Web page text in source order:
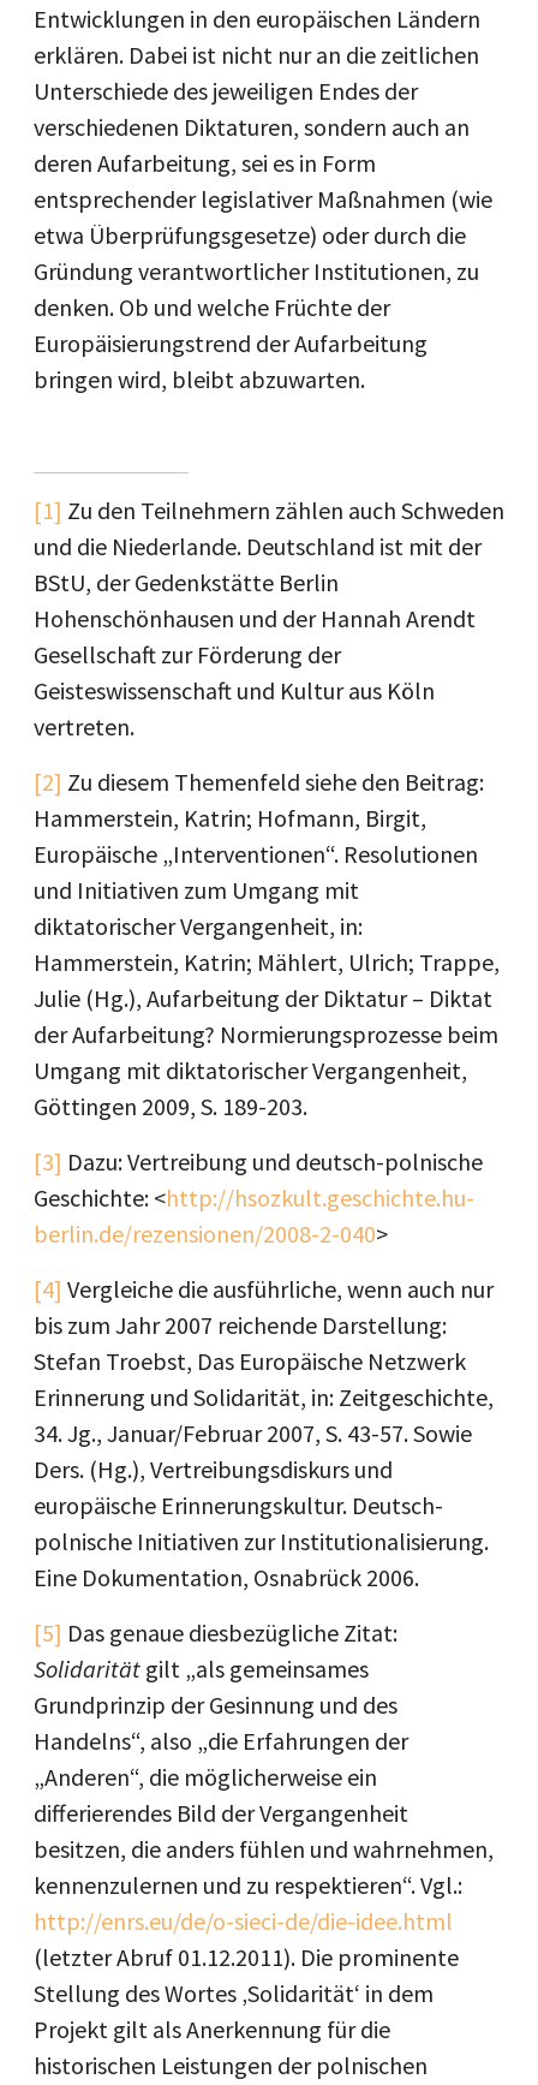
Entwicklungen in den europäischen Ländern
erklären. Dabei ist nicht nur an die zeitlichen
Unterschiede des jeweiligen Endes der
verschiedenen Diktaturen, sondern auch an
deren Aufarbeitung, sei es in Form
entsprechender legislativer Maßnahmen (wie
etwa Überprüfungsgesetze) oder durch die
Gründung verantwortlicher Institutionen, zu
denken. Ob und welche Früchte der
Europäisierungstrend der Aufarbeitung
bringen wird, bleibt abzuwarten.
[1] Zu den Teilnehmern zählen auch Schweden
und die Niederlande. Deutschland ist mit der
BStU, der Gedenkstätte Berlin
Hohenschönhausen und der Hannah Arendt
Gesellschaft zur Förderung der
Geisteswissenschaft und Kultur aus Köln
vertreten.
[2] Zu diesem Themenfeld siehe den Beitrag:
Hammerstein, Katrin; Hofmann, Birgit,
Europäische „Interventionen“. Resolutionen
und Initiativen zum Umgang mit
diktatorischer Vergangenheit, in:
Hammerstein, Katrin; Mählert, Ulrich; Trappe,
Julie (Hg.), Aufarbeitung der Diktatur – Diktat
der Aufarbeitung? Normierungsprozesse beim
Umgang mit diktatorischer Vergangenheit,
Göttingen 2009, S. 189-203.
[3] Dazu: Vertreibung und deutsch-polnische
Geschichte: <http://hsozkult.geschichte.hu-
berlin.de/rezensionen/2008-2-040>
[4] Vergleiche die ausführliche, wenn auch nur
bis zum Jahr 2007 reichende Darstellung:
Stefan Troebst, Das Europäische Netzwerk
Erinnerung und Solidarität, in: Zeitgeschichte,
34. Jg., Januar/Februar 2007, S. 43-57. Sowie
Ders. (Hg.), Vertreibungsdiskurs und
europäische Erinnerungskultur. Deutsch-
polnische Initiativen zur Institutionalisierung.
Eine Dokumentation, Osnabrück 2006.
[5] Das genaue diesbezügliche Zitat:
Solidarität gilt „als gemeinsames
Grundprinzip der Gesinnung und des
Handelns“, also „die Erfahrungen der
„Anderen“, die möglicherweise ein
differierendes Bild der Vergangenheit
besitzen, die anders fühlen und wahrnehmen,
kennenzulernen und zu respektieren“. Vgl.:
http://enrs.eu/de/o-sieci-de/die-idee.html
(letzter Abruf 01.12.2011). Die prominente
Stellung des Wortes ‚Solidarität‘ in dem
Projekt gilt als Anerkennung für die
historischen Leistungen der polnischen